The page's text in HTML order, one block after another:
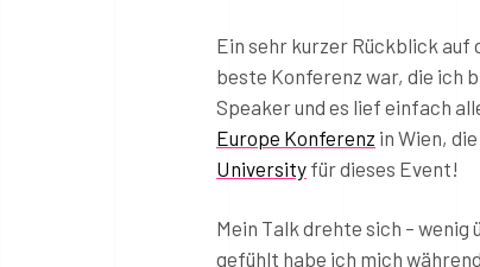
Ein sehr kurzer Rückblick auf
beste Konferenz war, die ich
Speaker und es lief einfach
Europe Konferenz in Wien,
University für dieses Event!
Mein Talk drehte sich – wenig
gefühlt habe ich mich